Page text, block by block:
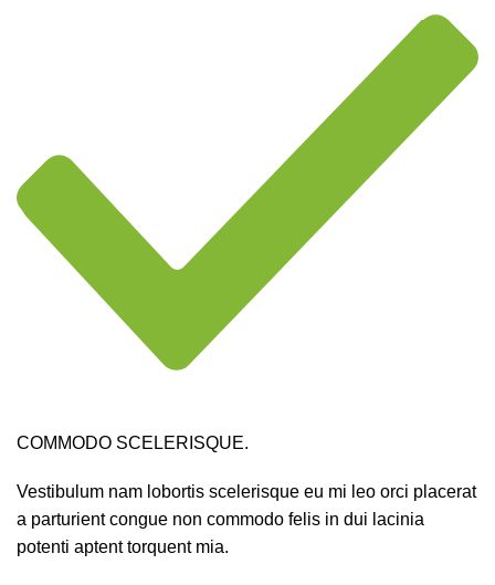
COMMODO SCELERISQUE.
Vestibulum nam lobortis scelerisque eu mi leo orci placerat
a parturient congue non commodo felis in dui lacinia
potenti aptent torquent mia.